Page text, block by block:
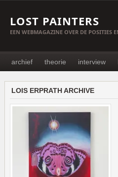
LOST PAINTERS
EEN WEBMAGAZINE OVER DE POSITIES
archief theorie interview
LOIS ERPRATH ARCHIVE